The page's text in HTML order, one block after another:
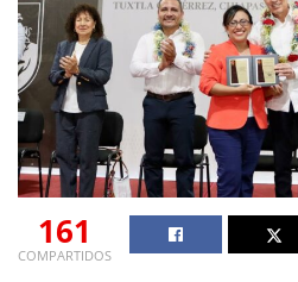
161
COMPARTIDOS